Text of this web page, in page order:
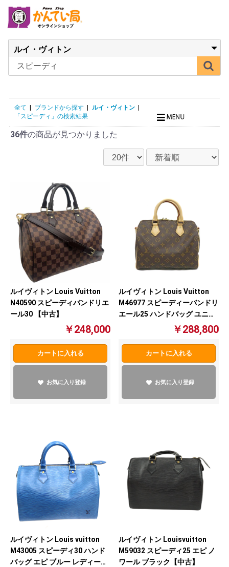
全て ブランドから探す ルイ・ヴィトン
「スピーディ」の検索結果
36件の商品が見つかりました
ルイヴィトン Louis Vuitton
N40590 スピーディバンドリエ
ール30 【中古】
￥248,000
カートに入れる
お気に入り登録
ルイヴィトン Louis Vuitton
M46977 スピーディーバンドリ
エール25 ハンドバッグ ユニセ
ックス ブラウン 【中古】
￥288,800
カートに入れる
お気に入り登録
ルイヴィトン Louis vuitton
M43005 スピーディ30 ハンド
バッグ エピ ブルー レディース
ルイヴィトン Louisvuitton
M59032 スピーディ25 エピ ノ
ワール ブラック【中古】